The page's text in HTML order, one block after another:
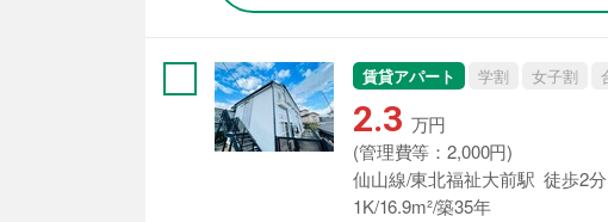
賃貸アパート 学割 女子割
2.3 万円
(管理費等：2,000円)
仙山線/東北福祉大前駅 徒歩2分
1K/16.9m²/築35年